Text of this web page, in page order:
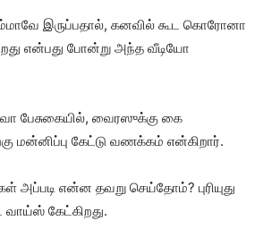
இருப்பதால், கனவில் கூட கொரோனா
என்பது போன்று அந்த வீடியோ
பேசுகையில், வைரஸுக்கு கை
மன்னிப்பு கேட்டு வணக்கம் என்கிறார்.
அப்படி என்ன தவறு செய்தோம்? புரியுது
கேட்கிறது.